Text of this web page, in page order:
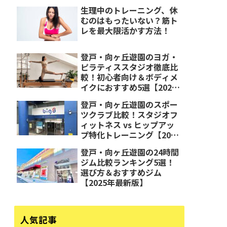
生理中のトレーニング、休
むのはもったいない？筋ト
レを最大限活かす方法！
登戸・向ヶ丘遊園のヨガ・
ピラティススタジオ徹底比
較！初心者向け＆ボディメ
イクにおすすめ5選【2025
登戸・向ヶ丘遊園のスポー
ツクラブ比較！スタジオフ
ィットネス vs ヒップアッ
プ特化トレーニング【2025
登戸・向ヶ丘遊園の24時間
ジム比較ランキング5選！
選び方＆おすすめジム
【2025年最新版】
人気記事